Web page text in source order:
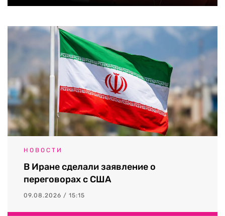
НОВОСТИ
В Иране сделали заявление о
переговорах с США
09.08.2026 / 15:15